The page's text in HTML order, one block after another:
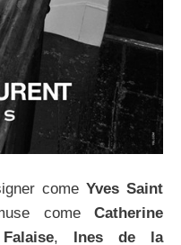
come Yves Saint
come Catherine
,
Ines de la